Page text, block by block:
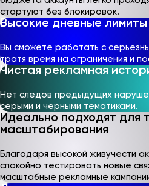
стартуют без блокировок.
Высокие дневные лимиты
Вы сможете работать с
тратя время на ограничения и
Чистая рекламная
Нет следов предыдущих
серыми и черными тематиками.
Идеально подходят для
масштабирования
Благодаря высокой живучести
спокойно тестировать новые
масштабные рекламные